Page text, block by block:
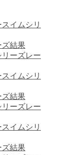
イムシリ
ズ結果
リーズレー
イムシリ
ズ結果
リーズレー
イムシリ
ズ結果